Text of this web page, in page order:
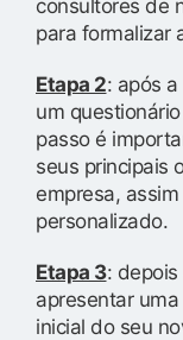
consultores de
para formalizar
Etapa 2: após
um
passo é
seus principais
empresa,
personalizado.
Etapa 3:
apresentar
inicial do seu